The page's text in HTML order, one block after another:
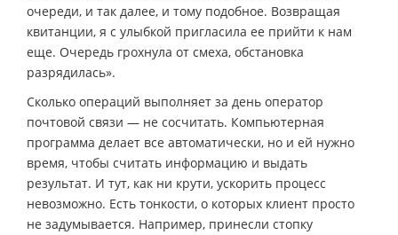
очереди, и так далее, и тому подобное. Возвращая
квитанции, я с улыбкой пригласила ее прийти к нам
еще. Очередь грохнула от смеха, обстановка
разрядилась».
Сколько операций выполняет за день оператор
почтовой связи — не сосчитать. Компьютерная
программа делает все автоматически, но и ей нужно
время, чтобы считать информацию и выдать
результат. И тут, как ни крути, ускорить процесс
невозможно. Есть тонкости, о которых клиент просто
не задумывается. Например, принесли стопку